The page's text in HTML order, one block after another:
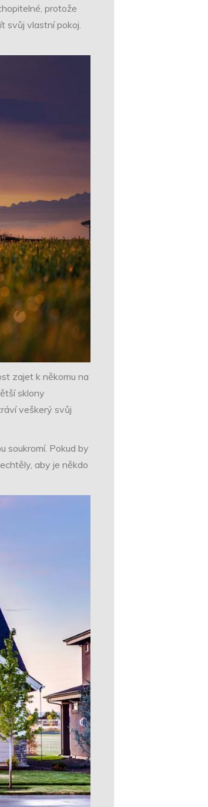
protože
svůj vlastní pokoj.
zajet k někomu na
sklony
veškerý svůj
soukromí. Pokud by
aby je někdo